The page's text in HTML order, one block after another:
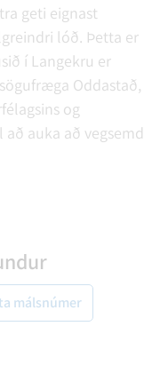
geti eignast
lóð. Þetta er
í Langekru er
Oddastað,
og
auka að vegsemd
málsnúmer